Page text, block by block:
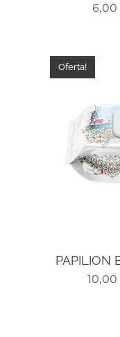
6,00
PAPILION
Oferta!
10,00